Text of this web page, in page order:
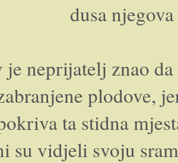
dusa
neprijatelj znao
plodove,
ta stidna
su vidjeli svoju